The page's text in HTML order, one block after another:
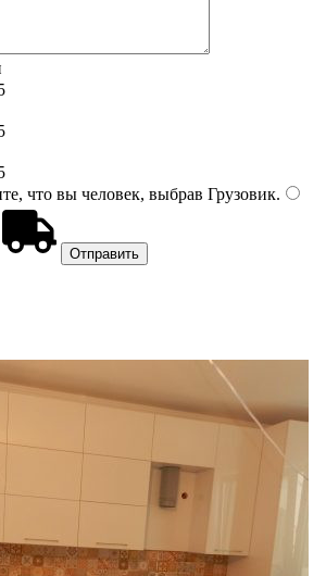
что вы человек, выбрав Грузовик.